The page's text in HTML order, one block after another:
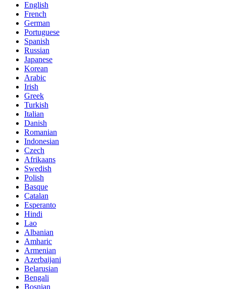
English
French
German
Portuguese
Spanish
Russian
Japanese
Korean
Arabic
Irish
Greek
Turkish
Italian
Danish
Romanian
Indonesian
Czech
Afrikaans
Swedish
Polish
Basque
Catalan
Esperanto
Hindi
Lao
Albanian
Amharic
Armenian
Azerbaijani
Belarusian
Bengali
Bosnian